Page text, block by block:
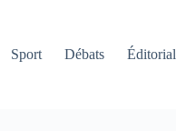
Sport Débats Éditorial